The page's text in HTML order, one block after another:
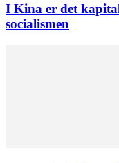
I Kina er det
socialismen